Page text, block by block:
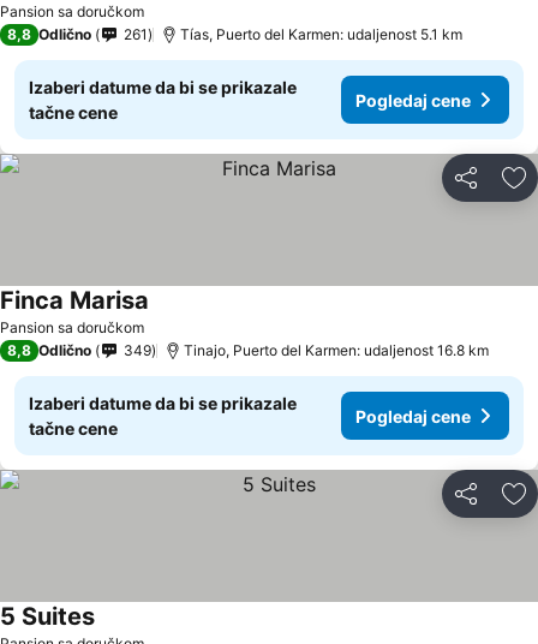
Pansion sa doručkom
8,8 Odlično 261 Tías, Puerto del Karmen: udaljenost 5.1 km
Izaberi datume da bi se prikazale
tačne cene
Pogledaj cene
Deli
Pansion sa doručkom
Finca Marisa
8,8 Odlično 349 Tinajo, Puerto del Karmen: udaljenost 16.8 km
Izaberi datume da bi se prikazale
tačne cene
Pogledaj cene
Deli
5 Suites